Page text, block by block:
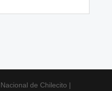
de Chilecito |